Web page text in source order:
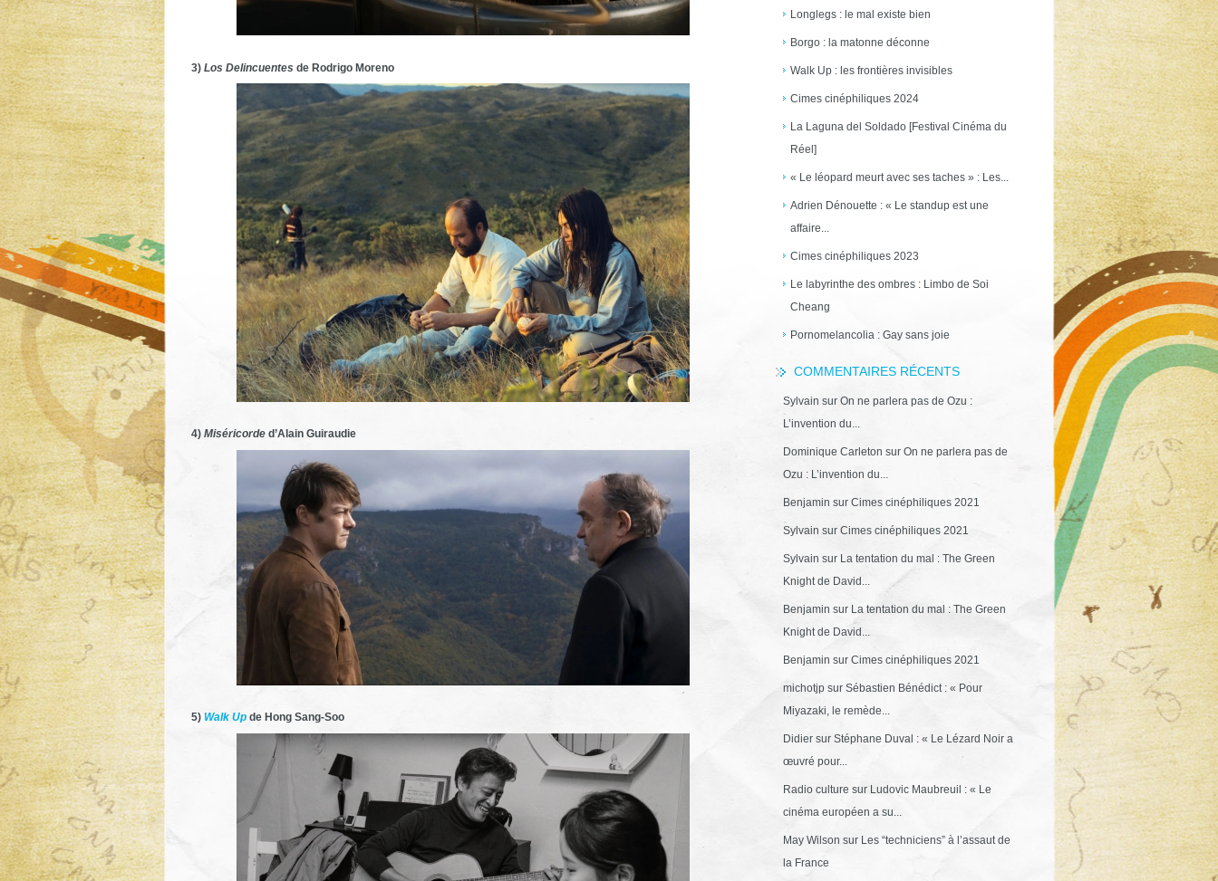
Longlegs : le mal existe bien
Borgo : la matonne déconne
Walk Up : les frontières invisibles
Cimes cinéphiliques 2024
La Laguna del Soldado [Festival Cinéma du
Réel]
« Le léopard meurt avec ses taches » : Les...
Adrien Dénouette : « Le standup est une
affaire...
Cimes cinéphiliques 2023
Le labyrinthe des ombres : Limbo de Soi
Cheang
Pornomelancolia : Gay sans joie
COMMENTAIRES RÉCENTS
Sylvain sur On ne parlera pas de Ozu :
L’invention du...
Dominique Carleton sur On ne parlera pas de
Ozu : L’invention du...
Benjamin sur Cimes cinéphiliques 2021
Sylvain sur Cimes cinéphiliques 2021
Sylvain sur La tentation du mal : The Green
Knight de David...
Benjamin sur La tentation du mal : The Green
Knight de David...
Benjamin sur Cimes cinéphiliques 2021
michotjpsur Sébastien Bénédict : « Pour
Miyazaki, le remède...
Didiersur Stéphane Duval : « Le Lézard Noir a
œuvré pour...
Radio culture sur Ludovic Maubreuil : « Le
cinéma européen a su...
May Wilson sur Les “techniciens” à l’assaut de
la France
3) Los Delincuentes de Rodrigo Moreno
4) Miséricorde d’Alain Guiraudie
5) Walk Upde Hong Sang-Soo